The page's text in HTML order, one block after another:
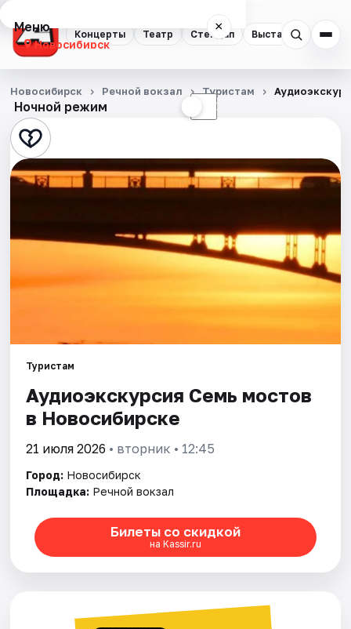
Концерты Театр Стендап Выставки
Меню ×
Новосибирск
Концерты
Театр
Стендап
Выставки
Города
Площадки
Рейтинги
Ночной режим ☾
Новосибирск Речной вокзал Туристам
Туристам
Аудиоэкскурсия Семь мостов
в Новосибирске
21 июля 2026 • вторник • 12:45
Город: Новосибирск
Площадка: Речной вокзал
Билеты со скидкой
на Kassir.ru